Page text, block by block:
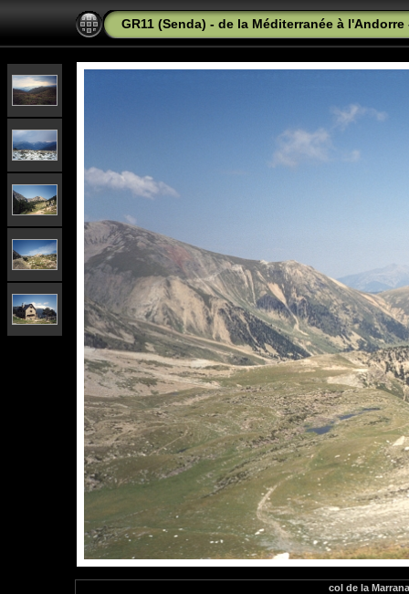
GR11 (Senda) - de la Méditerranée à l'Andorre
col de la